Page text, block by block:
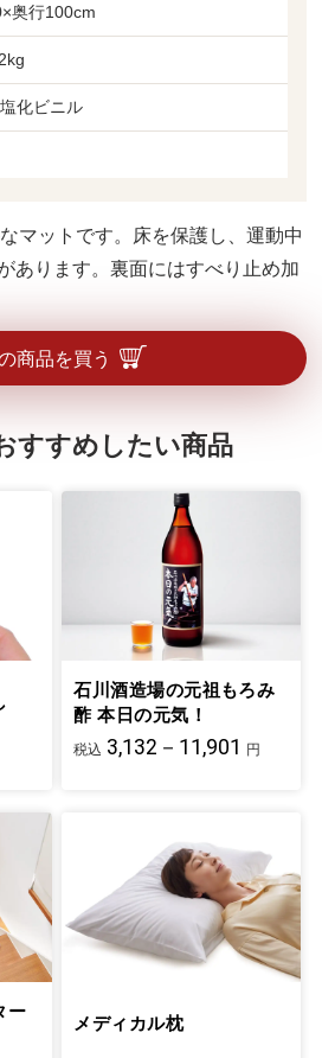
奥行100cm
化ビニル
マットです。床を保護し、運動中
あります。裏面にはすべり止め加
商品を買う
すすめしたい商品
石川酒造場の元祖もろみ
酢 本日の元気！
税込 3,132－11,901 円
ー
メディカル枕